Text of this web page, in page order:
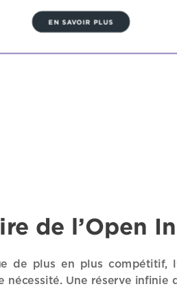
EN SAVOIR PLUS
de l’Open
de plus en plus compétitif,
nécessité. Une réserve infinie